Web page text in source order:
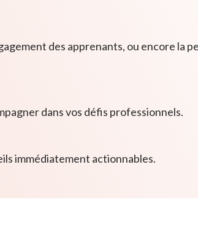
des apprenants, ou encore la
dans vos défis professionnels.
immédiatement actionnables.